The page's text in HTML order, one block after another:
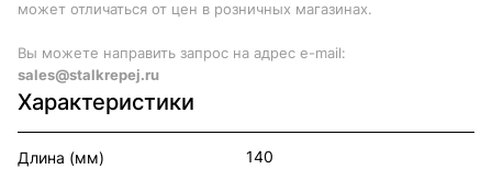
может отличаться от цен в розничных магазинах.
Вы можете направить запрос на адрес e-mail:
sales@stalkrepej.ru
Характеристики
Длина (мм) 140